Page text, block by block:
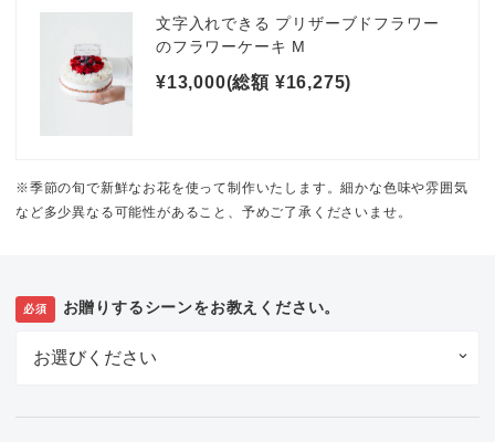
文字入れできる プリザーブドフラワー
のフラワーケーキ M
¥13,000(総額 ¥16,275)
※季節の旬で新鮮なお花を使って制作いたします。細かな色味や雰囲気
など多少異なる可能性があること、予めご了承くださいませ。
必須 お贈りするシーンをお教えください。